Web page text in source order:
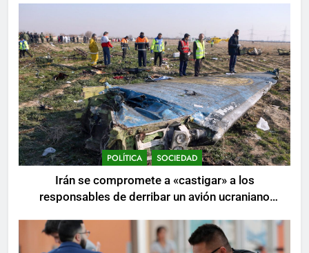
POLÍTICA SOCIEDAD
Irán se compromete a «castigar» a los
responsables de derribar un avión ucraniano